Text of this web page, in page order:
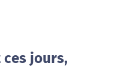
jours,